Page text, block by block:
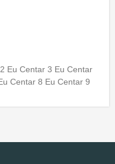
Eu Centar 3 Eu Centar
Centar 8 Eu Centar 9